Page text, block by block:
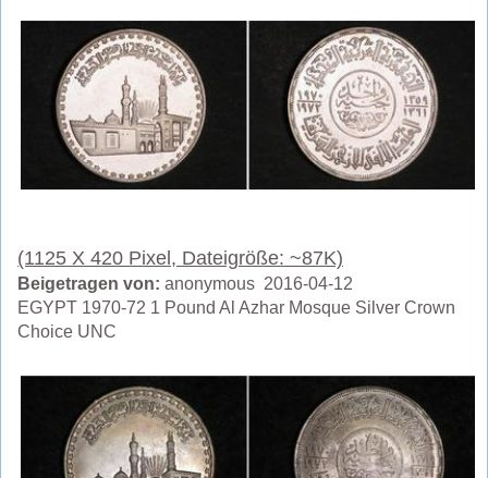
(1125 X 420 Pixel, Dateigröße: ~87K)
Beigetragen von: anonymous 2016-04-12
EGYPT 1970-72 1 Pound Al Azhar Mosque Silver Crown
Choice UNC